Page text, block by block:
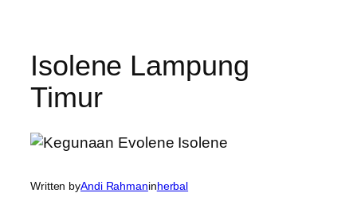
Isolene Lampung
Timur
Written byAndi Rahmaninherbal